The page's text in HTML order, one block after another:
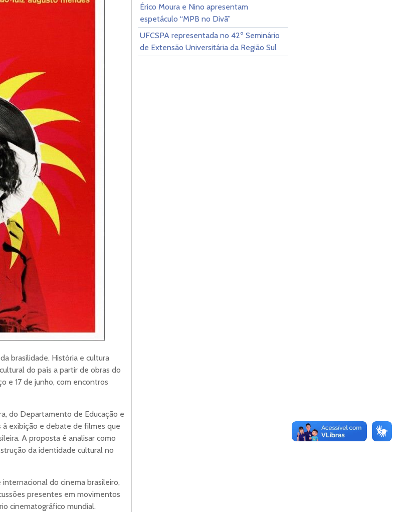
brasilidade. História e cultura
do país a partir de obras do
e 17 de junho, com encontros
do Departamento de Educação e
exibição e debate de filmes que
A proposta é analisar como
da identidade cultural no
do cinema brasileiro,
presentes em movimentos
cinematográfico mundial.
Érico Moura e Nino apresentam
espetáculo “MPB no Divã”
UFCSPA representada no 42º Seminário
de Extensão Universitária da Região Sul